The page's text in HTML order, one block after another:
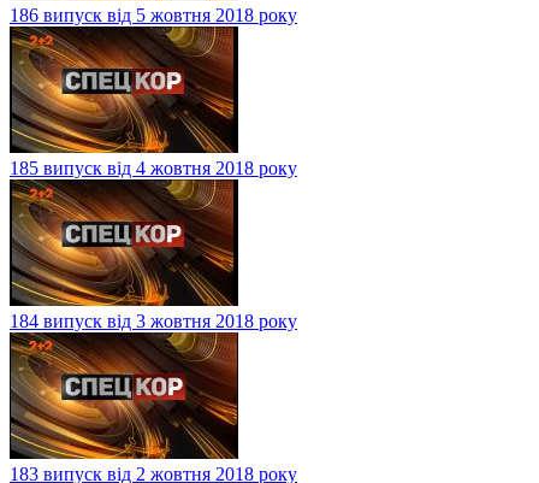
186 випуск від 5 жовтня 2018 року
185 випуск від 4 жовтня 2018 року
184 випуск від 3 жовтня 2018 року
183 випуск від 2 жовтня 2018 року